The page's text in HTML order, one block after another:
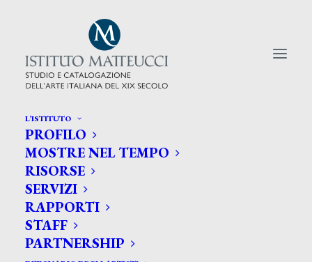
L’ISTITUTO
PROFILO
MOSTRE NEL TEMPO
RISORSE
SERVIZI
RAPPORTI
STAFF
PARTNERSHIP
CERCA TRA GLI ARTISTI:
Search
for: